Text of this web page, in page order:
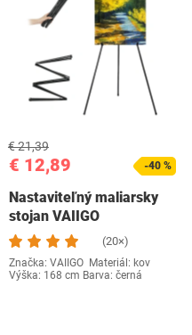
€ 12,89
€ 21,39
-40 %
Nastaviteľný maliarsky
stojan VAIIGO
(20×)
Značka: VAIIGO Materiál: kov
Výška: 168 cm Barva: černá